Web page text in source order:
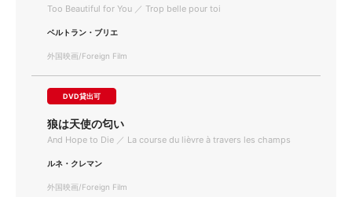
Too Beautiful for You ／ Trop belle pour toi
ベルトラン・ブリエ
外国映画/Foreign Film
DVD貸出可
狼は天使の匂い
And Hope to Die ／ La course du lièvre à travers les champs
ルネ・クレマン
外国映画/Foreign Film